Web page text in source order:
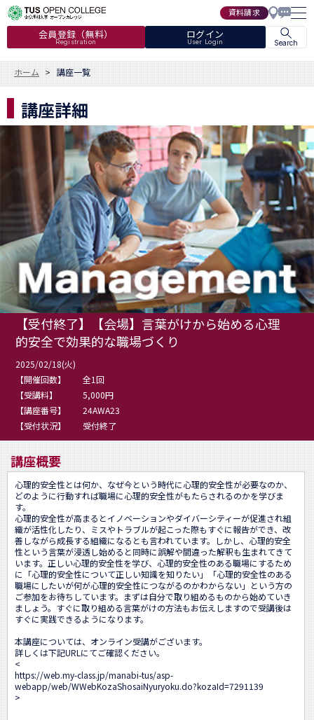
資料請求
会員登録（無料）
Registration
ログイン
User Login Search
ホーム 講座一覧
講座詳細
【受付終了】【会場】言葉がけから始める心理
的安全で効果的な職場づくり
2025/02/18(火)
【開催回数】
全1回
【受講料】
5,000円
【講座番号】
24AWA23
【受付状況】
受付終了
講座概要
心理的安全性とは何か、なぜ今という時代に心理的安全性が必要なのか、
どのように行動すれば職場に心理的安全性がもたらされるのかを学びま
す。
心理的安全性が高まるとイノベーションやダイバーシティーが促進され組
織が活性化したり、ミスやトラブルが起こった際もすぐに報告ができ、改
善しながら成長する組織になるとも言われています。しかし、心理的安全
性という言葉が浸透し始めると同時に誤解や間違った解釈も生まれてきて
います。正しい心理的安全性を学び、心理的安全性のある職場にするため
に「心理的安全性について正しい知識を知りたい」「心理的安全性のある
職場にしたいが何が心理的安全性につながるのかわからない」という方の
ご参加をお待ちしています。まずは自分で取り組めるものから始めていき
ましょう。すぐに取り組める言葉がけの方法もお伝えしますので受講後は
すぐに実践できるようになります。
本講座については、オンライン受講がございます。
詳しくは下記URLにてご確認ください。
<
https://web.my-class.jp/manabi-tus/asp-
webapp/web/WWebKozaShosaiNyuryoku.do?kozaId=7291139
>